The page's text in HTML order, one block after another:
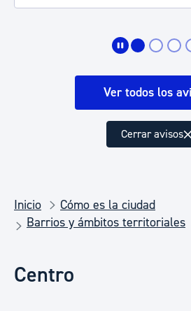
Ver todos los
Cerrar avisos
Inicio
Cómo es la ciudad
Barrios y ámbitos territoriales
Centro